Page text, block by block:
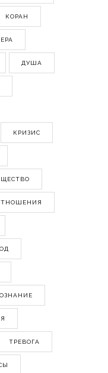
КОРАН
ДУША
КРИЗИС
ТРЕВОГА